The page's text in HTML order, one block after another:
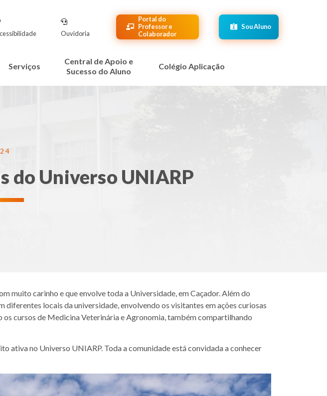
Ouvidoria
Portal do
Professor e
Colaborador
Sou Aluno
Serviços
Central de Apoio e
Sucesso do Aluno
Colégio Aplicação
do Universo UNIARP
muito carinho e que envolve toda a Universidade, em Caçador. Além do
diferentes locais da universidade, envolvendo os visitantes em ações curiosas
cursos de Medicina Veterinária e Agronomia, também compartilhando
no Universo UNIARP. Toda a comunidade está convidada a conhecer